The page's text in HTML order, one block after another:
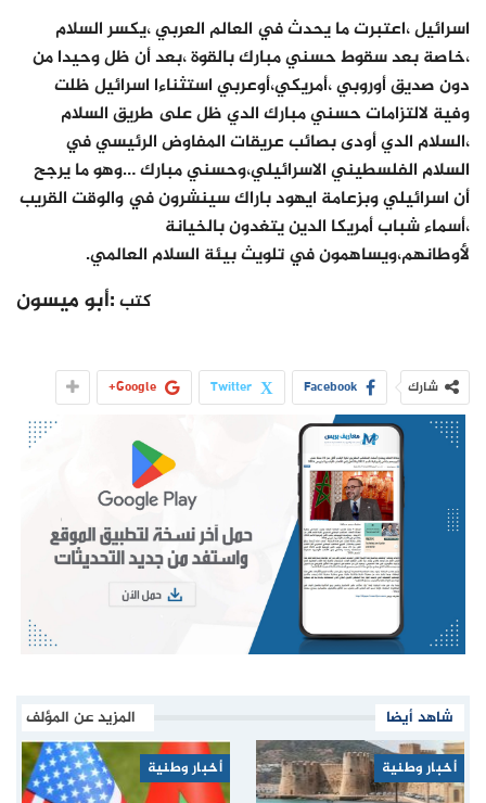
اسرائيل ،اعتبرت ما يحدث في العالم العربي ،يكسر السلام
،خاصة بعد سقوط حسني مبارك بالقوة ،بعد أن ظل وحيدا من
دون صديق أوروبي ،أمريكي،أوعربي استثناءا اسرائيل ظلت
وفية لالتزامات حسني مبارك الدي ظل على طريق السلام
،السلام الدي أودى بصائب عريقات المفاوض الرئيسي في
السلام الفلسطيني الاسرائيلي،وحسني مبارك …وهو ما يرجح
أن اسرائيلي وبزعامة ايهود باراك سينشرون في والوقت القريب
،أسماء شباب أمريكا الدين يتغدون بالخيانة
لأوطانهم،ويساهمون في تلويث بيئة السلام العالمي.
كتب:أبو ميسون
شارك Facebook
Twitter
Google+
شاهد أيضا المزيد عن المؤلف
أخبار وطنية أخبار وطنية